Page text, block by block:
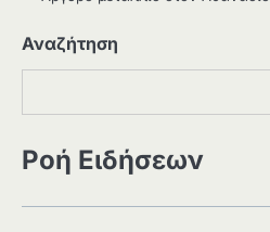
Αναζήτηση
Ροή Ειδήσεων